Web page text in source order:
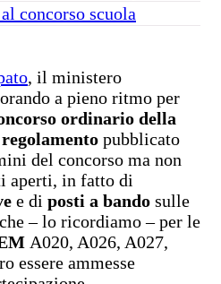
concorso scuola
, il ministero
a pieno ritmo per
ordinario della
regolamento pubblicato
del concorso ma non
aperti, in fatto di
e di posti a bando sulle
– lo ricordiamo – per le
A020, A026, A027,
essere ammesse